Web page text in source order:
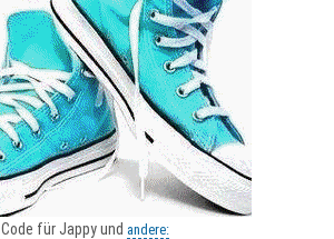
Code für Jappy und andere: